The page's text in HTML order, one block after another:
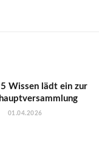
Wissen lädt ein zur
01.04.2026